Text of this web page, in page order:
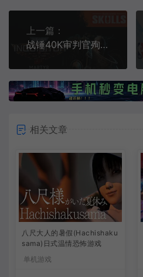
上一篇：
战锤40K审判官殉道者(Warhammer 40,000: Inquisitor - Martyr)简中|PC|RPG|暗黑动作角色扮演游戏
相关文章
八尺大人的暑假(Hachishaku
sama)日式温情恐怖游戏
单机游戏